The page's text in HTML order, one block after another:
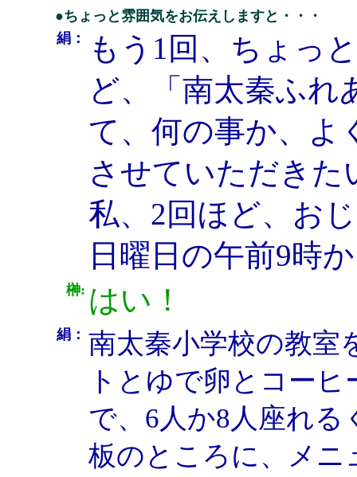
●ちょっと雰囲気をお伝えしますと・・・
絹：
もう1回、ちょっ
ど、「南太秦ふれ
て、何の事か、よ
させていただきた
私、2回ほど、お
日曜日の午前9時
榊: はい！
絹： 南太秦小学校の教室
トとゆで卵とコー
で、6人か8人座れ
板のところに、メニ